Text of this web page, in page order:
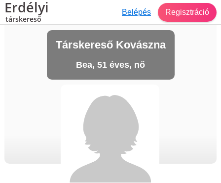
Erdélyi
társkereső
Belépés Regisztráció
Társkereső Kovászna
Bea, 51 éves, nő